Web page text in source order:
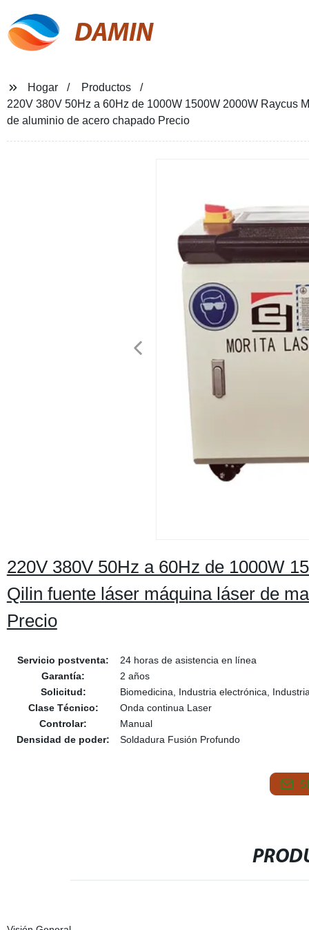
DAMIN
Hogar
Productos
220V 380V 50Hz a 60Hz de 1000W 1500W 2000W Raycus
de aluminio de acero chapado Precio
220V 380V 50Hz a 60Hz de 1000W
Qilin fuente láser máquina láser de
Precio
Servicio postventa:
24 horas de asistencia en línea
Garantía:
2 años
Solicitud:
Biomedicina, Industria electrónica,
Clase Técnico:
Onda continua Laser
Controlar:
Manual
Densidad de poder:
Soldadura Fusión Profundo